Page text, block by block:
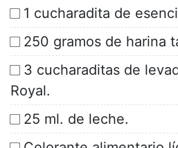
1 cucharadita de
250 gramos de harina
3 cucharaditas de
Royal.
25 ml. de leche.